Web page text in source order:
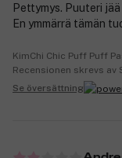
Pettymys. Puuteri
En ymmärrä tämän
KimChi Chic Puff Puff
Recensionen skrevs
Se översättning